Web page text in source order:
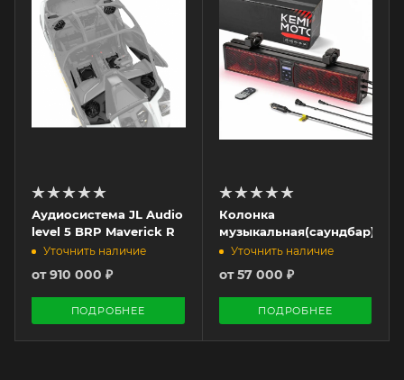
Аудиосистема JL Audio
level 5 BRP Maverick R
Уточнить наличие
от910 000 ₽
ПОДРОБНЕЕ
Колонка
музыкальная(саундбар)
Уточнить наличие
от57 000 ₽
ПОДРОБНЕЕ